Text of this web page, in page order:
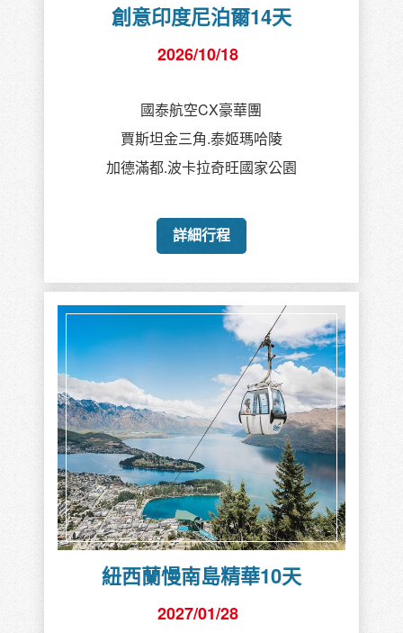
創意印度尼泊爾14天
2026/10/18
國泰航空CX豪華團
賈斯坦金三角.泰姬瑪哈陵
加德滿都.波卡拉奇旺國家公園
詳細行程
紐西蘭慢南島精華10天
2027/01/28